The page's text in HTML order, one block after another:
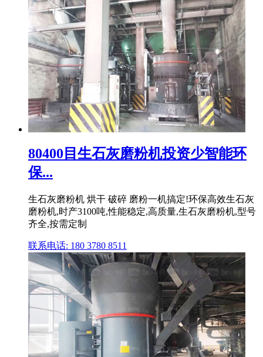
80400目生石灰磨粉机投资少智能环
保...
生石灰磨粉机 烘干 破碎 磨粉一机搞定!环保高效生石灰
磨粉机,时产3100吨,性能稳定,高质量,生石灰磨粉机,型号
齐全,按需定制
联系电话: 180 3780 8511